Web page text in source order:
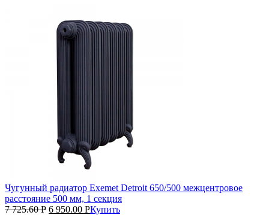
Чугунный радиатор Exemet Detroit 650/500 межцентровое
расстояние 500 мм, 1 секция
7 725.60Р 6 950.00 РКупить